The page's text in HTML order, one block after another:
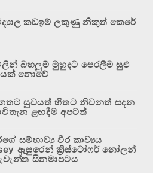
කඩඉම් ලකුණු නිකුත් කෙරේ
බහලුම් මුහුදට පෙරලීම සුළු
නොවේ
සුවයත් හිතට නිවනත් සදන
ළඟදීම අපටත්
සම්භාව්‍ය වීර කාව්‍යය
ඇසුරෙන් ක්‍රිස්ටෝෆර් නෝලන්
සිනමාපටය